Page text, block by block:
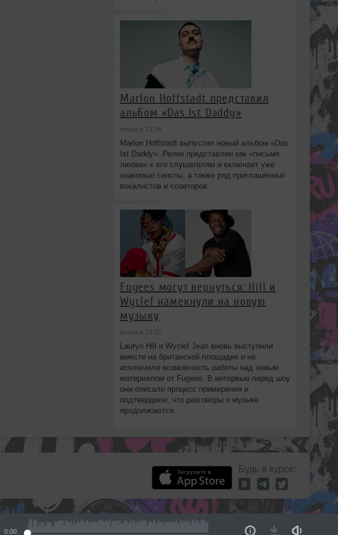
0:00
Marlon Hoffstadt представил
альбом «Das Ist Daddy»
вчера в 13:34
Marlon Hoffstadt выпустил новый альбом «Das
Ist Daddy». Релиз представлен как «письмо
любви» к его слушателям и включает уже
знакомые синглы, а также ряд приглашённых
вокалистов и соавторов.
Fugees могут вернуться: Hill и
Wyclef намекнули на новую
музыку
вчера в 13:02
Lauryn Hill и Wyclef Jean вновь выступили
вместе на британской площадке и не
исключили возможность работы над новым
материалом от Fugees. В интервью перед шоу
они описали процесс примирения и
подтвердили, что разговоры о музыке
продолжаются.
Будь в курсе: